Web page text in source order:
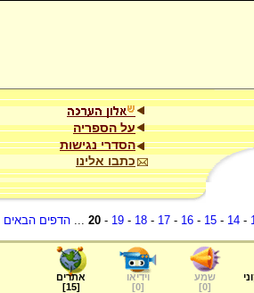
על הספריה
הסדרי נגישות
כתבו אלינו
-
14
-
15
-
16
-
17
-
18
-
19
-
20
...הדפים הבאים
שמע
[
0
]
וידיאו
[
0
]
אתרים
[
15
]